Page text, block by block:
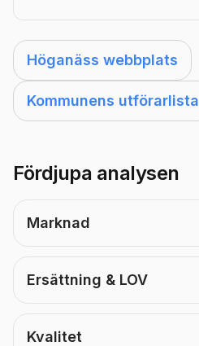
Höganäss webbplats
Kommunens utförarlista
Fördjupa analysen
Marknad
Ersättning & LOV
Kvalitet